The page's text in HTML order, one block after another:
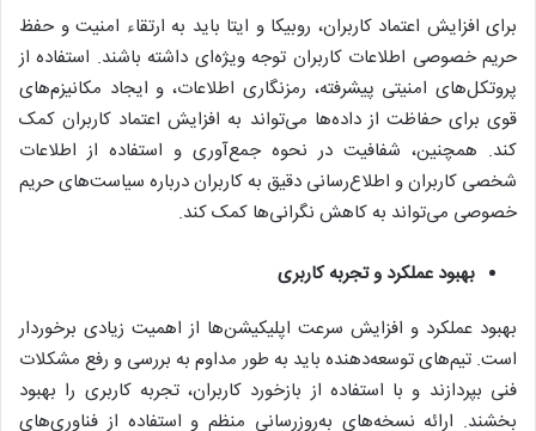
برای افزایش اعتماد کاربران، روبیکا و ایتا باید به ارتقاء امنیت و حفظ
حریم خصوصی اطلاعات کاربران توجه ویژه‌ای داشته باشند. استفاده از
پروتکل‌های امنیتی پیشرفته، رمزنگاری اطلاعات، و ایجاد مکانیزم‌های
قوی برای حفاظت از داده‌ها می‌تواند به افزایش اعتماد کاربران کمک
کند. همچنین، شفافیت در نحوه جمع‌آوری و استفاده از اطلاعات
شخصی کاربران و اطلاع‌رسانی دقیق به کاربران درباره سیاست‌های حریم
خصوصی می‌تواند به کاهش نگرانی‌ها کمک کند.
بهبود عملکرد و تجربه کاربری
بهبود عملکرد و افزایش سرعت اپلیکیشن‌ها از اهمیت زیادی برخوردار
است. تیم‌های توسعه‌دهنده باید به طور مداوم به بررسی و رفع مشکلات
فنی بپردازند و با استفاده از بازخورد کاربران، تجربه کاربری را بهبود
بخشند. ارائه نسخه‌های به‌روزرسانی منظم و استفاده از فناوری‌های